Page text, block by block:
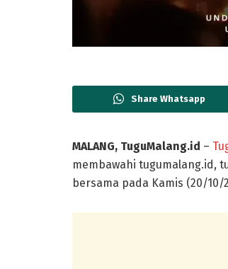
Share Whatsapp
MALANG, TuguMalang.id –
membawahi tugumalang.id,
bersama pada Kamis (20/10/